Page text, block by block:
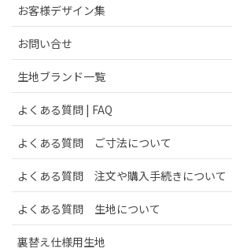
お客様デザイン集
お問い合せ
生地ブランド一覧
よくある質問 | FAQ
よくある質問 ご寸法について
よくある質問 注文や購入手続きについて
よくある質問 生地について
裏替え仕様用生地